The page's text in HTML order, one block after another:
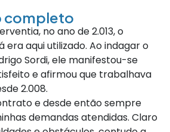
completo
no ano de 2.013, o
era aqui utilizado. Ao indagar o
Sordi, ele manifestou-se
e afirmou que trabalhava
2.008.
e desde então sempre
demandas atendidas. Claro